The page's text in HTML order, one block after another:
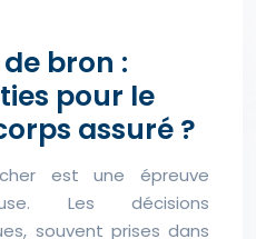
bron :
pour le
assuré ?
est une épreuve
Les décisions
souvent prises dans